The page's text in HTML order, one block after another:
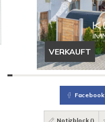
VERKAUFT
Facebook
Notizblock ()